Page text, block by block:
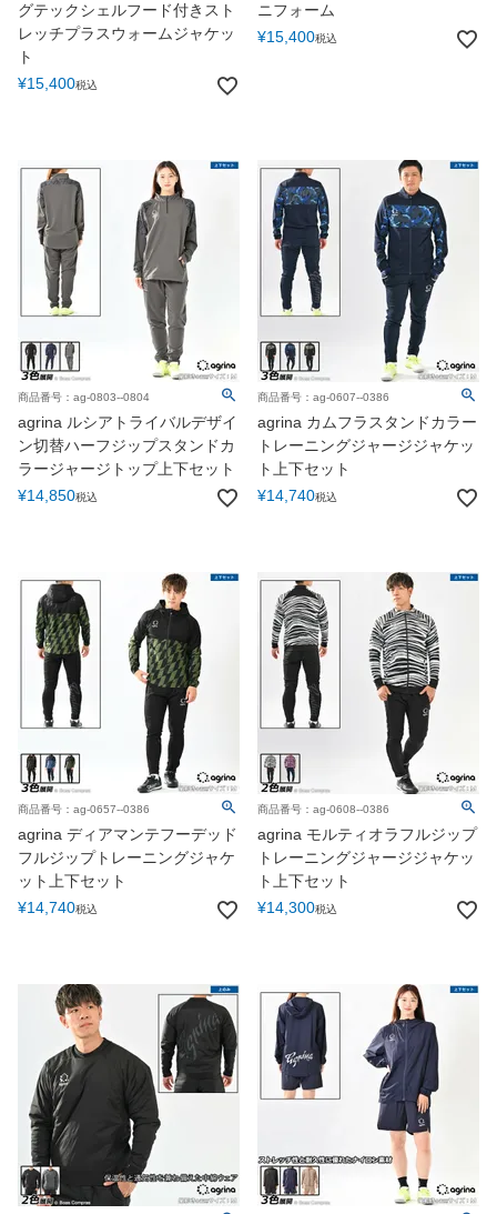
グテックシェルフード付きスト
レッチプラスウォームジャケッ
ト
¥15,400税込
ニフォーム
¥15,400税込
商品番号：ag-0803--0804
agrina ルシアトライバルデザイ
ン切替ハーフジップスタンドカ
ラージャージトップ上下セット
¥14,850税込
商品番号：ag-0607--0386
agrina カムフラスタンドカラー
トレーニングジャージジャケッ
ト上下セット
¥14,740税込
商品番号：ag-0657--0386
agrina ディアマンテフーデッド
フルジップトレーニングジャケ
ット上下セット
¥14,740税込
商品番号：ag-0608--0386
agrina モルティオラフルジップ
トレーニングジャージジャケッ
ト上下セット
¥14,300税込